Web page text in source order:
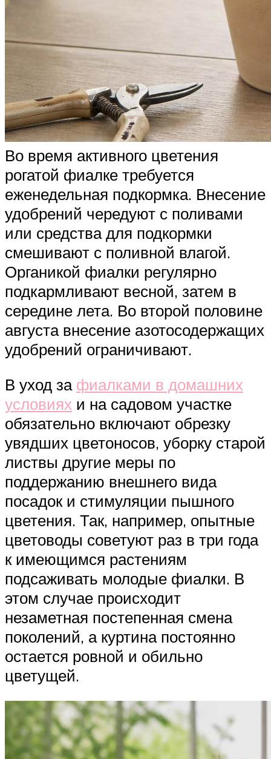
Во время активного цветения
рогатой фиалке требуется
еженедельная подкормка. Внесение
удобрений чередуют с поливами
или средства для подкормки
смешивают с поливной влагой.
Органикой фиалки регулярно
подкармливают весной, затем в
середине лета. Во второй половине
августа внесение азотосодержащих
удобрений ограничивают.
В уход за фиалками в домашних
условиях и на садовом участке
обязательно включают обрезку
увядших цветоносов, уборку старой
листвы другие меры по
поддержанию внешнего вида
посадок и стимуляции пышного
цветения. Так, например, опытные
цветоводы советуют раз в три года
к имеющимся растениям
подсаживать молодые фиалки. В
этом случае происходит
незаметная постепенная смена
поколений, а куртина постоянно
остается ровной и обильно
цветущей.